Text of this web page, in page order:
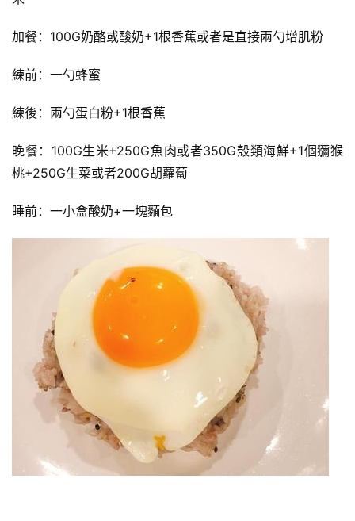
加餐：100G奶酪或酸奶+1根香蕉或者是直接兩勺增肌粉
練前：一勺蜂蜜
練後：兩勺蛋白粉+1根香蕉
晚餐：100G生米+250G魚肉或者350G殼類海鮮+1個獼猴
桃+250G生菜或者200G胡蘿蔔
睡前：一小盒酸奶+一塊麵包